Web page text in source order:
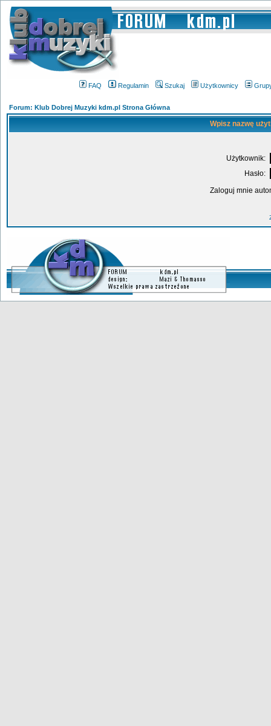
FAQ Regulamin Szukaj Użytkownicy
Forum: Klub Dobrej Muzyki kdm.pl Strona Główna
Wpisz nazwę
Użytkownik:
Hasło:
Zaloguj mnie